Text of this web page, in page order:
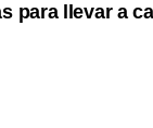
para llevar a